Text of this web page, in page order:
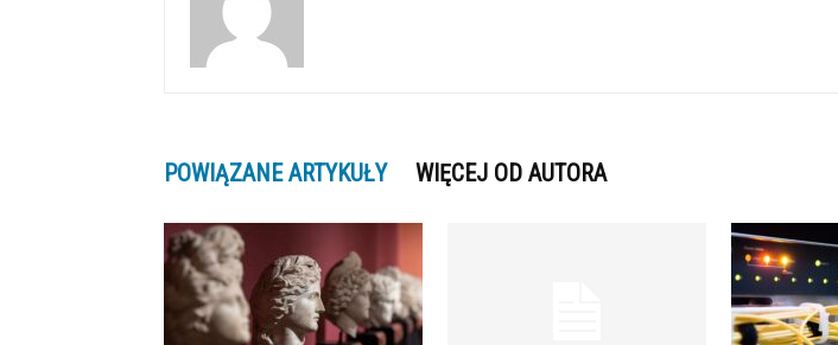
POWIĄZANE ARTYKUŁY WIĘCEJ OD AUTORA